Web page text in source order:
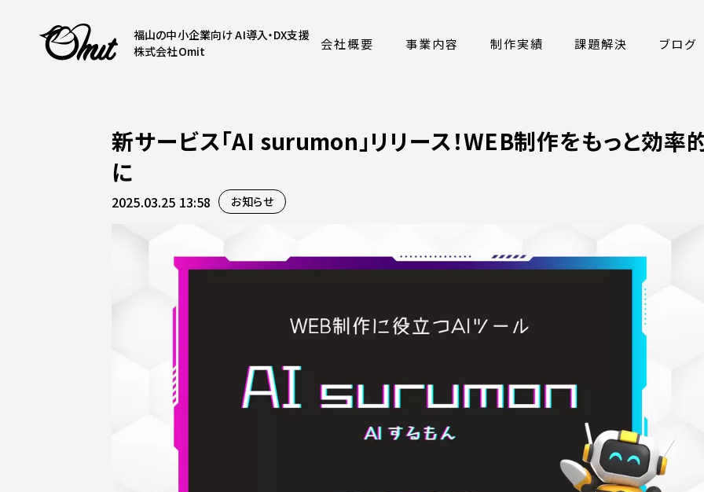
福山の中小企業向け AI導入・DX支援
株式会社Omit
会社概要 事業内容 制作実績 課題解決 ブログ
新サービス「AI surumon」リリース！WEB制作をもっと効率
に
2025.03.25 13:58 お知らせ